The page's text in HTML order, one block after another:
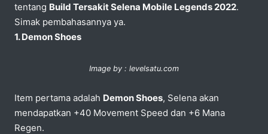
tentang Build Tersakit Selena Mobile Legends 2022.
Simak pembahasannya ya.
1. Demon Shoes
Image by : levelsatu.com
Item pertama adalah Demon Shoes, Selena akan
mendapatkan +40 Movement Speed dan +6 Mana
Regen.